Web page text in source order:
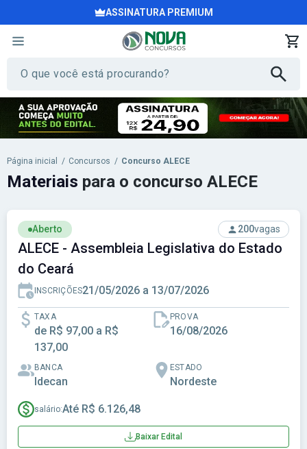
ASSINATURA PREMIUM
Página inicial / Concursos / Concurso ALECE
Aberto 200vagas
ALECE - Assembleia Legislativa do Estado
do Ceará
INSCRIÇÕES21/05/2026 a 13/07/2026
TAXA
de R$ 97,00 a R$
137,00
PROVA
16/08/2026
BANCA
Idecan
ESTADO
Nordeste
salário:Até R$ 6.126,48
Baixar Edital
Materiais para o concurso ALECE